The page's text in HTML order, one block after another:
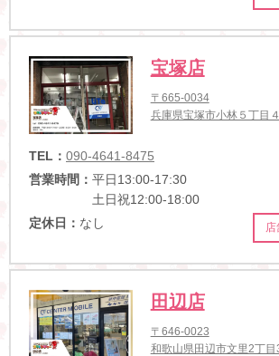
宝塚店
〒665-0034
兵庫県宝塚市小林５丁目
TEL： 090-4641-8475
営業時間： 平日13:00-17:30
土日祝12:00-18:00
定休日： なし
田辺店
〒646-0023
和歌山県田辺市文里2丁目